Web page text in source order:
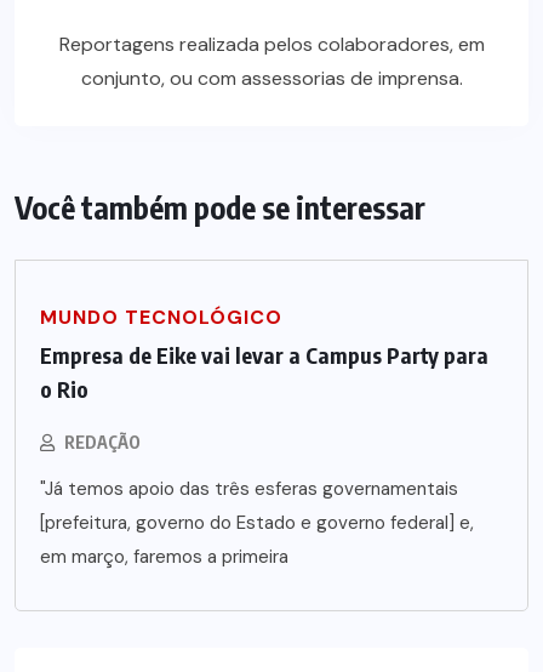
Reportagens realizada pelos colaboradores, em
conjunto, ou com assessorias de imprensa.
Você também pode se interessar
MUNDO TECNOLÓGICO
Empresa de Eike vai levar a Campus Party para
o Rio
REDAÇÃO
"Já temos apoio das três esferas governamentais
[prefeitura, governo do Estado e governo federal] e,
em março, faremos a primeira